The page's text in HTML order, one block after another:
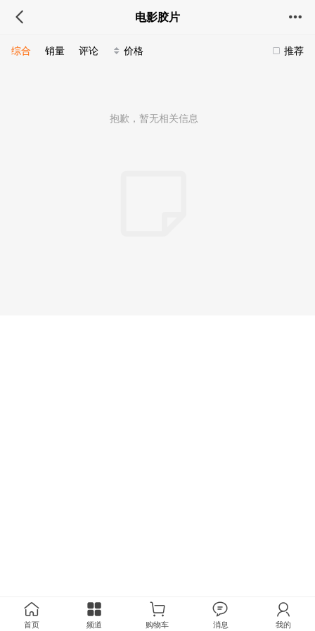
电影胶片
推荐
综合 销量 评论 价格
抱歉，暂无相关信息
首页 频道 购物车 消息 我的